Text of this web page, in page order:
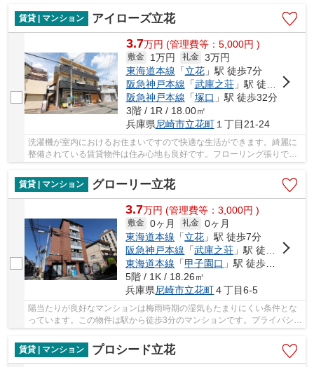
賃貸 | マンション
アイローズ立花
3.7万円 (管理費等：5,000円 )
敷金 1万円 礼金 3万円
東海道本線 「立花」駅 徒歩7分
阪急神戸本線 「武庫之荘」駅 徒歩28分
阪急神戸本線 「塚口 」駅 徒歩32分
3階 / 1R / 18.00㎡
兵庫県尼崎市立花町１丁目21-24
洗濯機が室内におけるお住まいですので快適な生活ができます。綺麗に
整備されている賃貸物件は住み心地も良好です。フローリング張りでお
掃除も快適な物件となっています。よく自転車...
賃貸 | マンション
グローリー立花
3.7万円 (管理費等：3,000円 )
敷金 0ヶ月 礼金 0ヶ月
東海道本線 「立花 」駅 徒歩7分
阪急神戸本線 「武庫之荘 」駅 徒歩20分
東海道本線 「甲子園口 」駅 徒歩36分
5階 / 1K / 18.26㎡
兵庫県尼崎市立花町４丁目6-5
陽当たりが良好なマンションは梅雨時期の湿気もたまりにくい条件とな
っています。この物件は駅から徒歩3分のマンションです。プライバシー
を気にしている方も角部屋なので安心です。賃...
賃貸 | マンション
プロシード立花